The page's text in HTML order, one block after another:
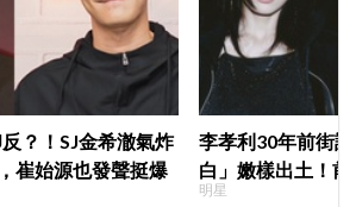
？！SJ金希澈氣炸
崔始源也發聲挺爆
李孝利30年前街
白」嫩樣出土！
傳奇
明星